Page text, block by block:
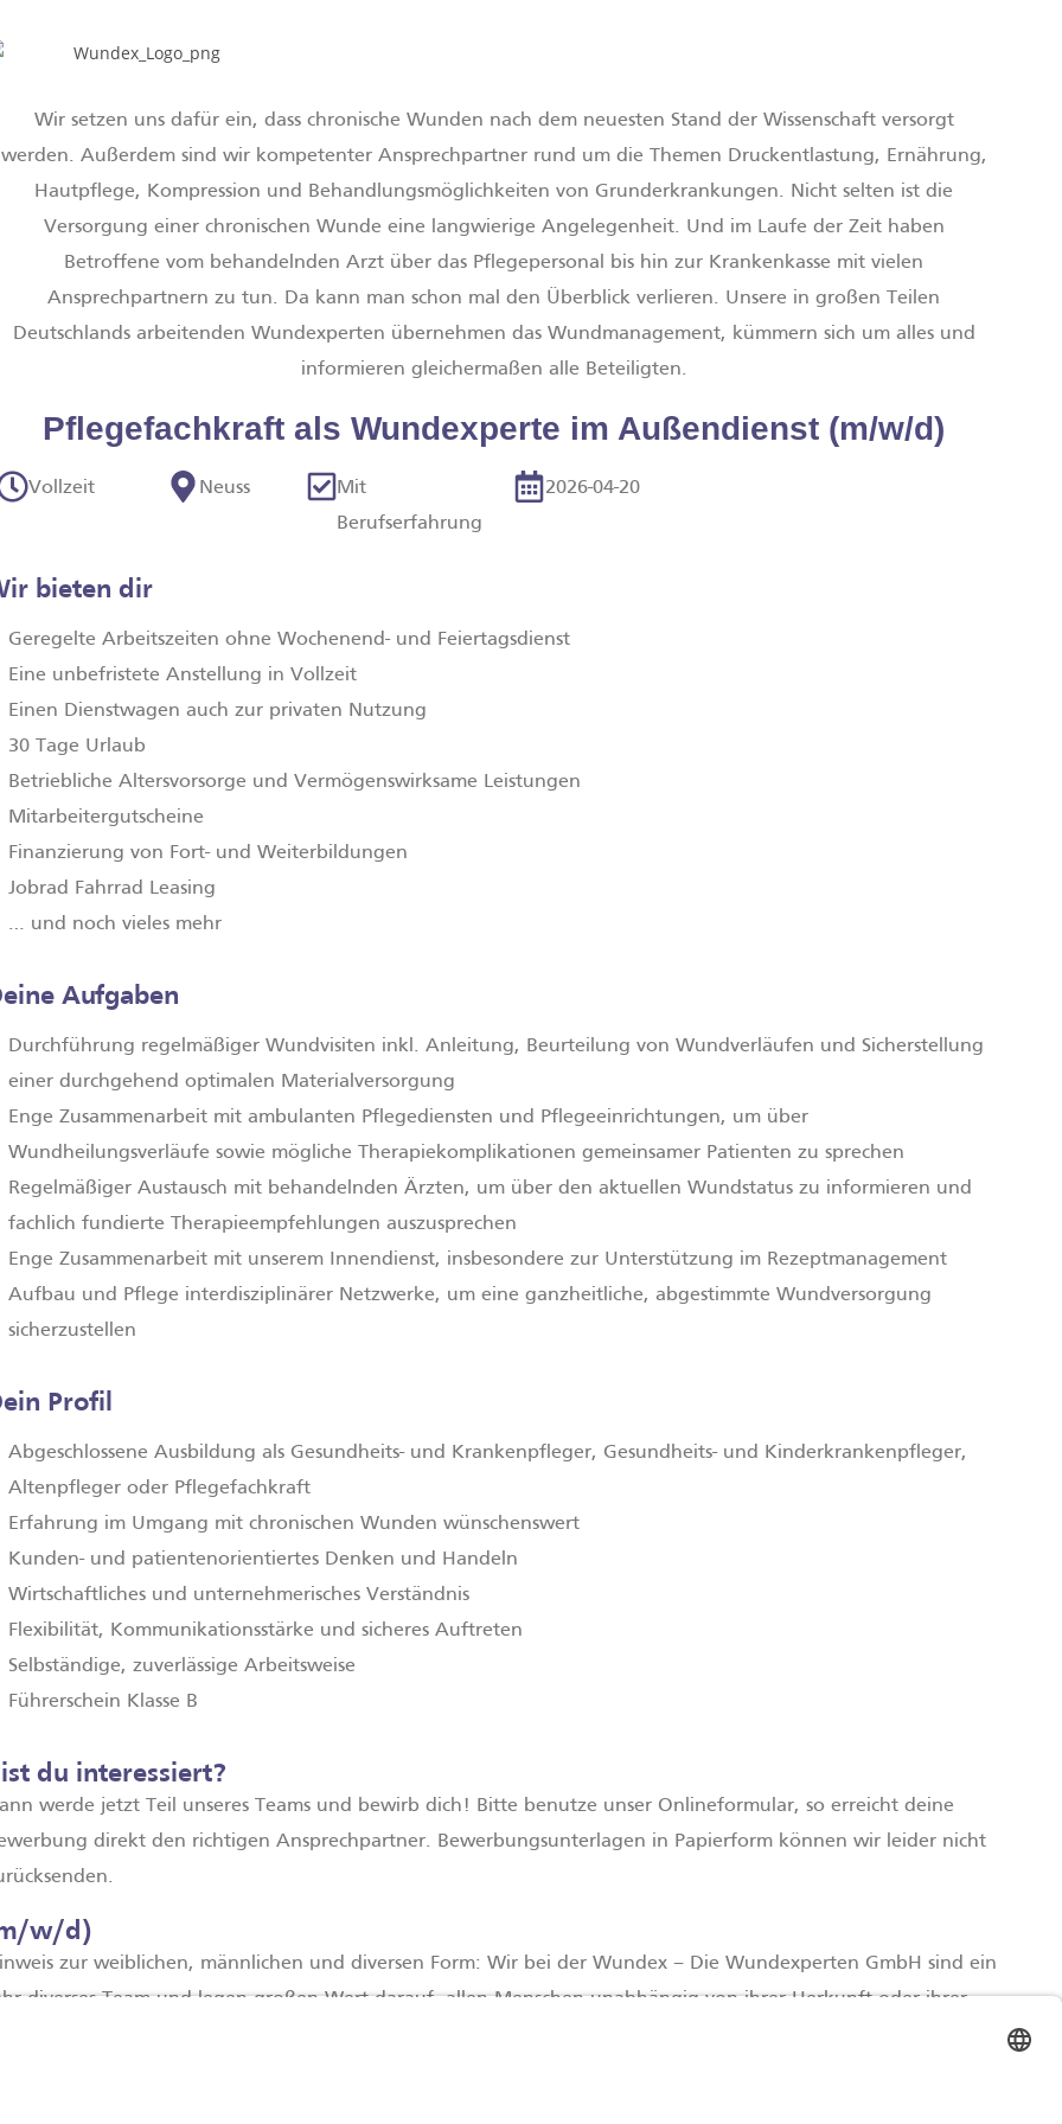
Wir setzen uns dafür ein, dass chronische Wunden nach dem neuesten Stand der Wissenschaft versorgt
werden. Außerdem sind wir kompetenter Ansprechpartner rund um die Themen Druckentlastung, Ernährung,
Hautpflege, Kompression und Behandlungsmöglichkeiten von Grunderkrankungen. Nicht selten ist die
Versorgung einer chronischen Wunde eine langwierige Angelegenheit. Und im Laufe der Zeit haben
Betroffene vom behandelnden Arzt über das Pflegepersonal bis hin zur Krankenkasse mit vielen
Ansprechpartnern zu tun. Da kann man schon mal den Überblick verlieren. Unsere in großen Teilen
Deutschlands arbeitenden Wundexperten übernehmen das Wundmanagement, kümmern sich um alles und
informieren gleichermaßen alle Beteiligten.
Pflegefachkraft als Wundexperte im Außendienst (m/w/d)
Vollzeit Neuss
Mit
Berufserfahrung
2026-04-20
bieten dir
Geregelte Arbeitszeiten ohne Wochenend- und Feiertagsdienst
Eine unbefristete Anstellung in Vollzeit
Einen Dienstwagen auch zur privaten Nutzung
30 Tage Urlaub
Betriebliche Altersvorsorge und Vermögenswirksame Leistungen
Mitarbeitergutscheine
Finanzierung von Fort­- und Weiterbildungen
Jobrad Fahrrad Leasing
… und noch vieles mehr
Aufgaben
Durchführung regelmäßiger Wundvisiten inkl. Anleitung, Beurteilung von Wundverläufen und Sicherstellung
einer durchgehend optimalen Materialversorgung
Enge Zusammenarbeit mit ambulanten Pflegediensten und Pflegeeinrichtungen, um über
Wundheilungsverläufe sowie mögliche Therapiekomplikationen gemeinsamer Patienten zu sprechen
Regelmäßiger Austausch mit behandelnden Ärzten, um über den aktuellen Wundstatus zu informieren und
fachlich fundierte Therapieempfehlungen auszusprechen
Enge Zusammenarbeit mit unserem Innendienst, insbesondere zur Unterstützung im Rezeptmanagement
Aufbau und Pflege interdisziplinärer Netzwerke, um eine ganzheitliche, abgestimmte Wundversorgung
sicherzustellen
Profil
Abgeschlossene Ausbildung als Gesundheits- und Krankenpfleger, Gesundheits- und Kinderkrankenpfleger,
Altenpfleger oder Pflegefachkraft
Erfahrung im Umgang mit chronischen Wunden wünschenswert
Kunden-­ und patientenorientiertes Denken und Handeln
Wirtschaftliches und unternehmerisches Verständnis
Flexibilität, Kommunikationsstärke und sicheres Auftreten
Selbständige, zuverlässige Arbeitsweise
Führerschein Klasse B
du interessiert?
werde jetzt Teil unseres Teams und bewirb dich! Bitte benutze unser Onlineformular, so erreicht deine
direkt den richtigen Ansprechpartner. Bewerbungsunterlagen in Papierform können wir leider nicht
w/d)
zur weiblichen, männlichen und diversen Form: Wir bei der Wundex – Die Wundexperten GmbH sind ein
diverses Team und legen großen Wert darauf, allen Menschen unabhängig von ihrer Herkunft oder ihrer